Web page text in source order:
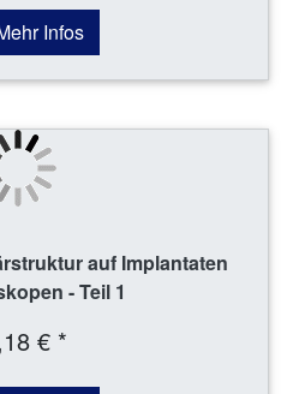
Infos
auf Implantaten
- Teil 1
€ *